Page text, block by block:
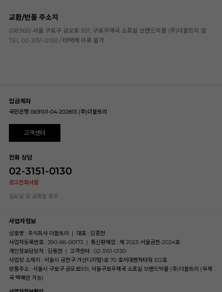
교환/반품 주소지
(08365) 서울 구로구 금오로 931, 구로우체국 소포실 브랜드빅몰 (주)더블트리 앞
TEL 02-3151-0130 / 타택배 이용 불가
입금계좌
국민은행 069101-04-202813 (주)더블트리
고객센터
전화 상담
02-3151-0130
광고전화사절
일요일 및 공휴일 휴무
사업자정보
상호명 : 주식회사 더블트리 | 대표 : 김종현
사업자등록번호 : 390-86-00173 | 통신판매업 : 제 2023-서울금천-2024호
개인정보담당자 : 김동현 | 고객센터 : 02-3151-0130
사업장 소재지 : 서울시 금천구 가산디지털1로 70 호서대벤처타워 512호
반품주소 : 서울시 구로구 금오로931, 서울구로우체국 소포실 브랜드빅몰 (주)더블트리 (우체
국 택배만 가능)